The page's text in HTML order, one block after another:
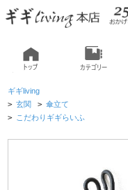
ギギliving
> 玄関 > 傘立て
> こだわりギギらいふ